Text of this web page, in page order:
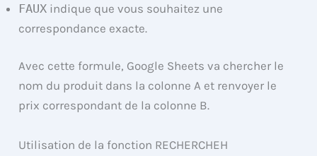
FAUX indique que vous souhaitez une
correspondance exacte.
Avec cette formule, Google Sheets va chercher le
nom du produit dans la colonne A et renvoyer le
prix correspondant de la colonne B.
Utilisation de la fonction RECHERCHEH